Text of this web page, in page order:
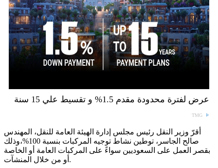
عرض لفترة محدودة مقدم 1.5% و تقسيط علي 15 سنة
TMG
أقرّ وزير النقل رئيس مجلس إدارة الهيئة العامة للنقل، المهندس
صالح الجاسر، توطين نشاط توجيه المركبات بنسبة 100%،وذلك
بقصر العمل على السعوديين سواءً على المركبات العامة أو الخاصة
أو من خلال المنشآت.